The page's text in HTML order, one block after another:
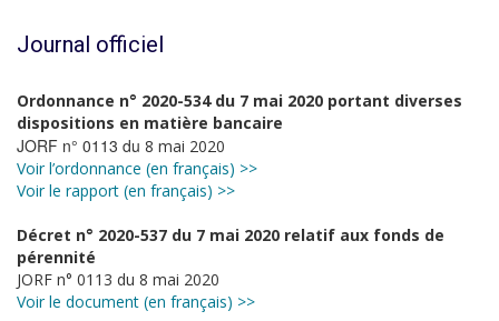
Journal officiel
Ordonnance n° 2020-534 du 7 mai 2020 portant diverses
dispositions en matière bancaire
JORF n° 0113 du 8 mai 2020
Voir l’ordonnance (en français) >>
Voir le rapport (en français) >>
Décret n° 2020-537 du 7 mai 2020 relatif aux fonds de
pérennité
JORF n° 0113 du 8 mai 2020
Voir le document (en français) >>